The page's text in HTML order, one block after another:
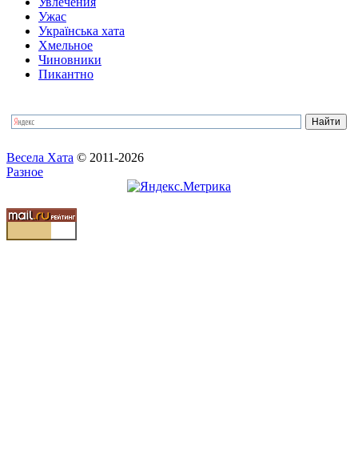
Ужас
Українська хата
Хмельное
Чиновники
Пикантно
Весела Хата © 2011-2026
Разное